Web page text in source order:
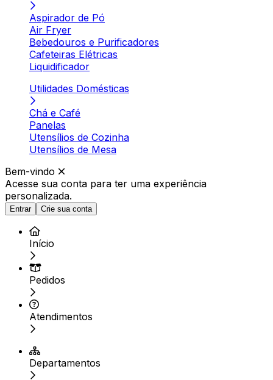
Aspirador de Pó
Air Fryer
Bebedouros e Purificadores
Cafeteiras Elétricas
Liquidificador
Utilidades Domésticas
Chá e Café
Panelas
Utensílios de Cozinha
Utensílios de Mesa
Bem-vindo
Acesse sua conta para ter uma experiência
personalizada.
Entrar Crie sua conta
Início
Pedidos
Atendimentos
Departamentos